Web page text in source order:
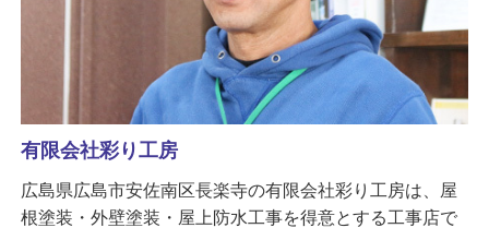
有限会社彩り工房
広島県広島市安佐南区長楽寺の有限会社彩り工房は、屋
根塗装・外壁塗装・屋上防水工事を得意とする工事店で